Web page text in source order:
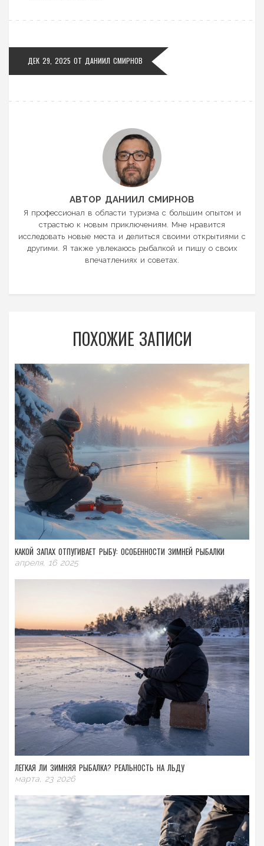
ДЕК 29, 2025 ОТ ДАНИИЛ СМИРНОВ
АВТОР ДАНИИЛ СМИРНОВ
Я профессионал в области туризма с большим опытом и
страстью к новым приключениям. Мне нравится
исследовать новые места и делиться своими открытиями с
другими. Я также увлекаюсь рыбалкой и пишу о своих
впечатлениях и советах.
ПОХОЖИЕ ЗАПИСИ
КАКОЙ ЗАПАХ ОТПУГИВАЕТ РЫБУ: ОСОБЕННОСТИ ЗИМНЕЙ РЫБАЛКИ
апреля, 16 2025
ЛЕГКАЯ ЛИ ЗИМНЯЯ РЫБАЛКА? РЕАЛЬНОСТЬ НА ЛЬДУ
марта, 23 2026